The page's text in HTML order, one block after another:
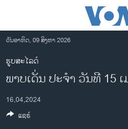
ເຂົ້າ
ຫາ
ຂ້າມ
ຂ້າມ
ໄປ
ຫາ
ລາວ
ອາເມຣິກາ
ການເລືອກຕັ້ງ ປະທານາທີບໍດີ ສະຫະລັດ
ຂ່າວ​ຈີນ
ວັນອາທິດ, 09 ສິງຫາ 2026
ຮູບສະໄລດ໌
ພາບເດັ່ນ ປະຈຳ ວັນທີ 15 ເ
16,04,2024
ແຊຣ໌